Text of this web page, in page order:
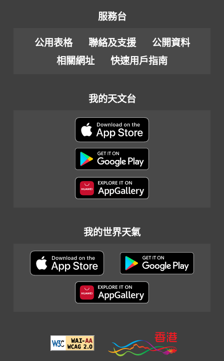
服務台
公用表格 聯絡及支援
公開資料
相關網址
快速用戶指南
我的天文台
我的世界天氣